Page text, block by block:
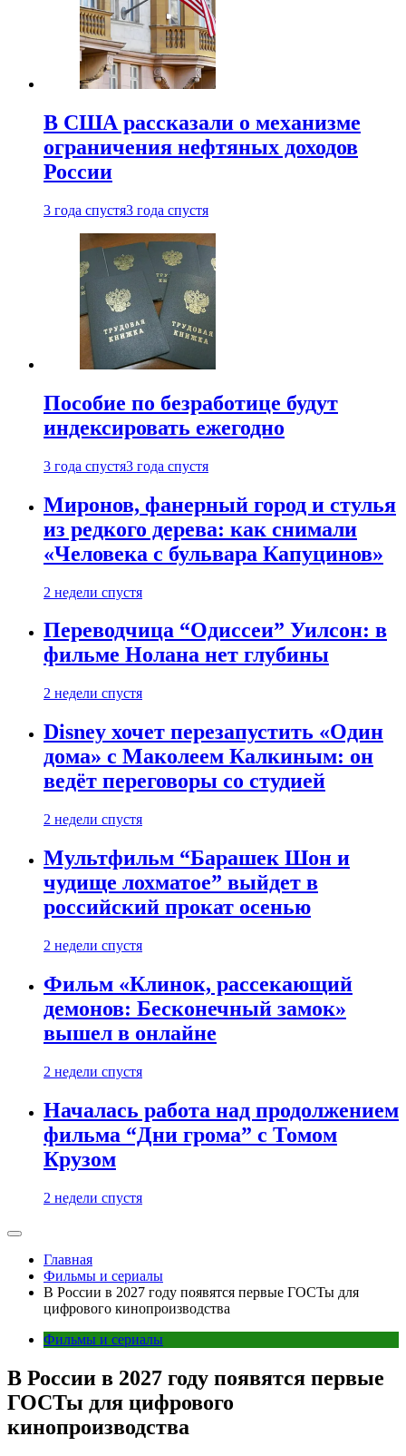
В США рассказали о механизме
ограничения нефтяных доходов
России
3 года спустя3 года спустя
Пособие по безработице будут
индексировать ежегодно
3 года спустя3 года спустя
Миронов, фанерный город и стулья
из редкого дерева: как снимали
«Человека с бульвара Капуцинов»
2 недели спустя
Переводчица “Одиссеи” Уилсон: в
фильме Нолана нет глубины
2 недели спустя
Disney хочет перезапустить «Один
дома» с Маколеем Калкиным: он
ведёт переговоры со студией
2 недели спустя
Мультфильм “Барашек Шон и
чудище лохматое” выйдет в
российский прокат осенью
2 недели спустя
Фильм «Клинок, рассекающий
демонов: Бесконечный замок»
вышел в онлайне
2 недели спустя
Началась работа над продолжением
фильма “Дни грома” с Томом
Крузом
2 недели спустя
Главная
Фильмы и сериалы
В России в 2027 году появятся первые ГОСТы для
цифрового кинопроизводства
Фильмы и сериалы
В России в 2027 году появятся первые
ГОСТы для цифрового
кинопроизводства